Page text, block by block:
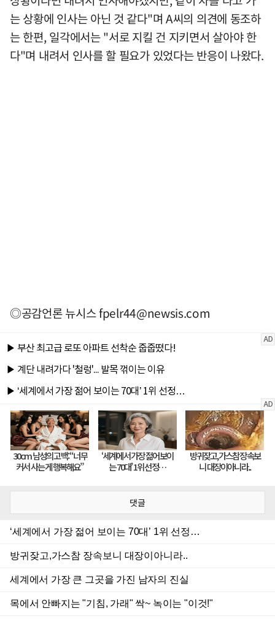
는 상황에 인사는 아닌 것 같다"며 A씨의 의견에 동조하
는 한편, 일각에서는 "서로 지킬 건 지키면서 살아야 한
다"며 내려서 인사를 할 필요가 있었다는 반응이 나왔다.
◎공감언론 뉴시스fpelr44@newsis.com
댓글